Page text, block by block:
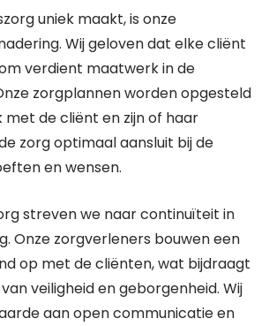
uniek maakt, is onze
Wij geloven dat elke cliënt
verdient maatwerk in de
zorgplannen worden opgesteld
met de cliënt en zijn of haar
zorg optimaal aansluit bij de
en wensen.
streven we naar continuïteit in
Onze zorgverleners bouwen een
op met de cliënten, wat bijdraagt
veiligheid en geborgenheid. Wij
aan open communicatie en